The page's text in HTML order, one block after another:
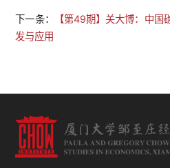
下一条：
【第49期】关大博：中
发与应用